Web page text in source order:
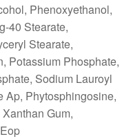
Phenoxyethanol,
40 Stearate,
Stearate,
Potassium Phosphate,
Sodium Lauroyl
Ap, Phytosphingosine,
Gum,